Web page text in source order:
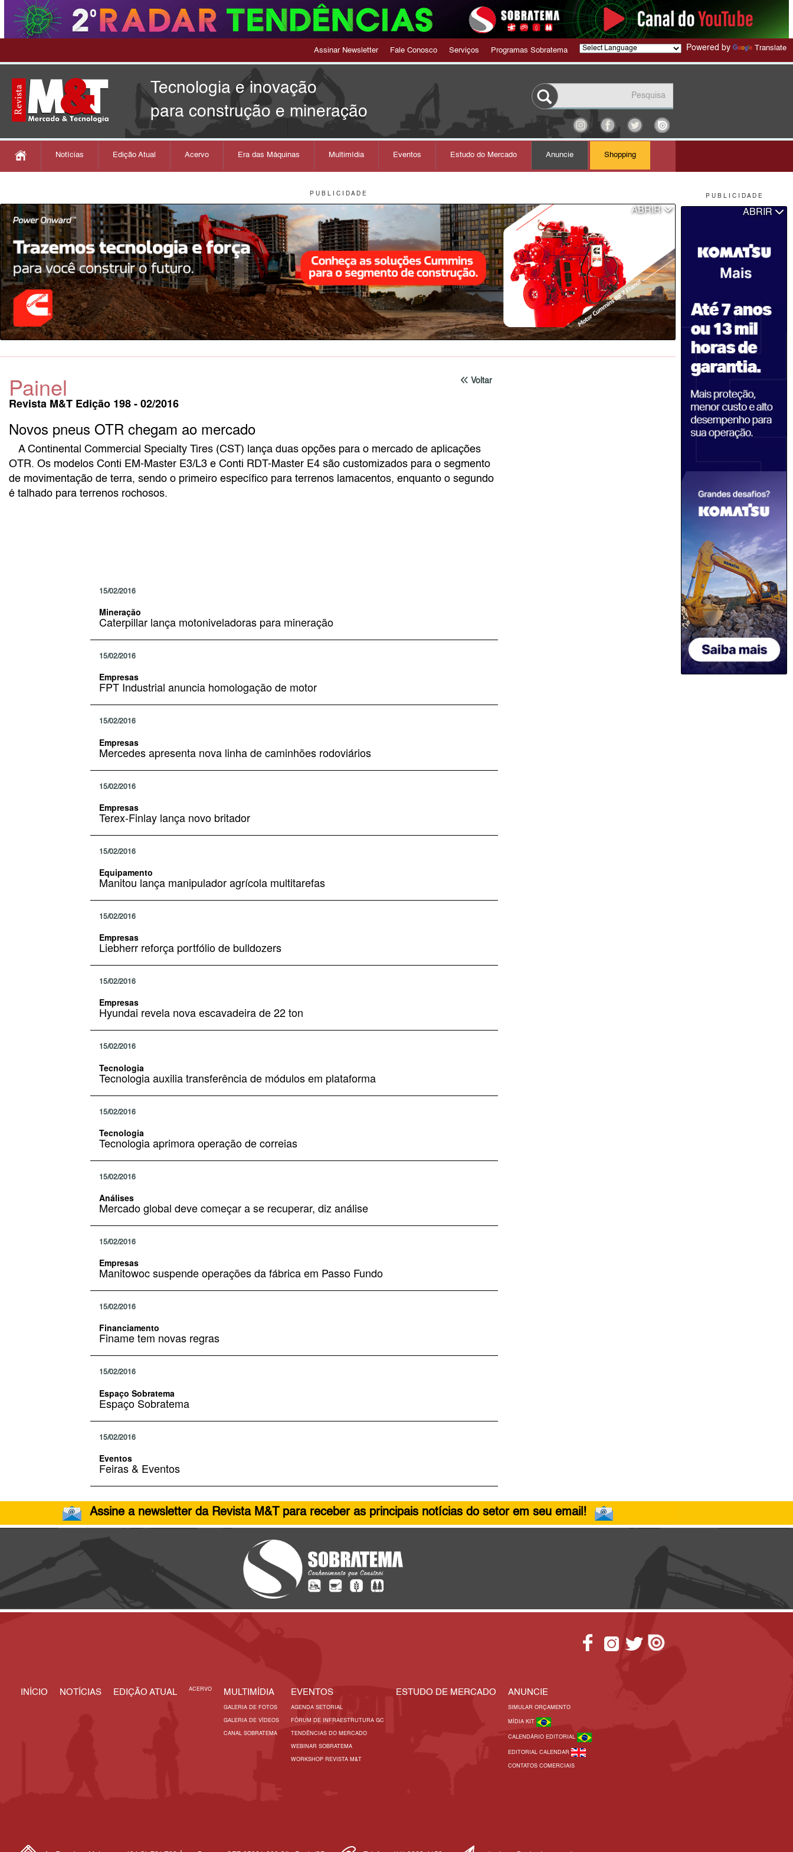
P U B L I C I D A D E
ABRIR
Assinar Newsletter Fale Conosco Serviços Programas Sobratema Powered by Translate
Tecnologia e inovação
para construção e mineração
Notícias Edição Atual Acervo Era das Máquinas Multimídia Eventos Estudo do Mercado Anuncie Shopping
P U B L I C I D A D E
ABRIR
Voltar
Painel
Revista M&T Edição 198 - 02/2016
Novos pneus OTR chegam ao mercado
A Continental Commercial Specialty Tires (CST) lança duas opções para o mercado de aplicações
OTR. Os modelos Conti EM-Master E3/L3 e Conti RDT-Master E4 são customizados para o segmento
de movimentação de terra, sendo o primeiro específico para terrenos lamacentos, enquanto o segundo
é talhado para terrenos rochosos.
15/02/2016
Mineração
Caterpillar lança motoniveladoras para mineração
15/02/2016
Empresas
FPT Industrial anuncia homologação de motor
15/02/2016
Empresas
Mercedes apresenta nova linha de caminhões rodoviários
15/02/2016
Empresas
Terex-Finlay lança novo britador
15/02/2016
Equipamento
Manitou lança manipulador agrícola multitarefas
15/02/2016
Empresas
Liebherr reforça portfólio de bulldozers
15/02/2016
Empresas
Hyundai revela nova escavadeira de 22 ton
15/02/2016
Tecnologia
Tecnologia auxilia transferência de módulos em plataforma
15/02/2016
Tecnologia
Tecnologia aprimora operação de correias
15/02/2016
Análises
Mercado global deve começar a se recuperar, diz análise
15/02/2016
Empresas
Manitowoc suspende operações da fábrica em Passo Fundo
15/02/2016
Financiamento
Finame tem novas regras
15/02/2016
Espaço Sobratema
Espaço Sobratema
15/02/2016
Eventos
Feiras & Eventos
Assine a newsletter da Revista M&T para receber as principais notícias do setor em seu email!
INÍCIO NOTÍCIAS EDIÇÃO ATUAL ACERVO MULTIMÍDIA
GALERIA DE FOTOS
GALERIA DE VÍDEOS
CANAL SOBRATEMA
EVENTOS
AGENDA SETORIAL
FÓRUM DE INFRAESTRUTURA GC
TENDÊNCIAS DO MERCADO
WEBINAR SOBRATEMA
WORKSHOP REVISTA M&T
ESTUDO DE MERCADO ANUNCIE
SIMULAR ORÇAMENTO
MÍDIA KIT
CALENDÁRIO EDITORIAL
EDITORIAL CALENDAR
CONTATOS COMERCIAIS